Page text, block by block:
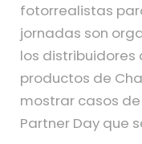
fotorrealistas
jornadas son
los distribuidores
productos de
mostrar casos de
Partner Day que